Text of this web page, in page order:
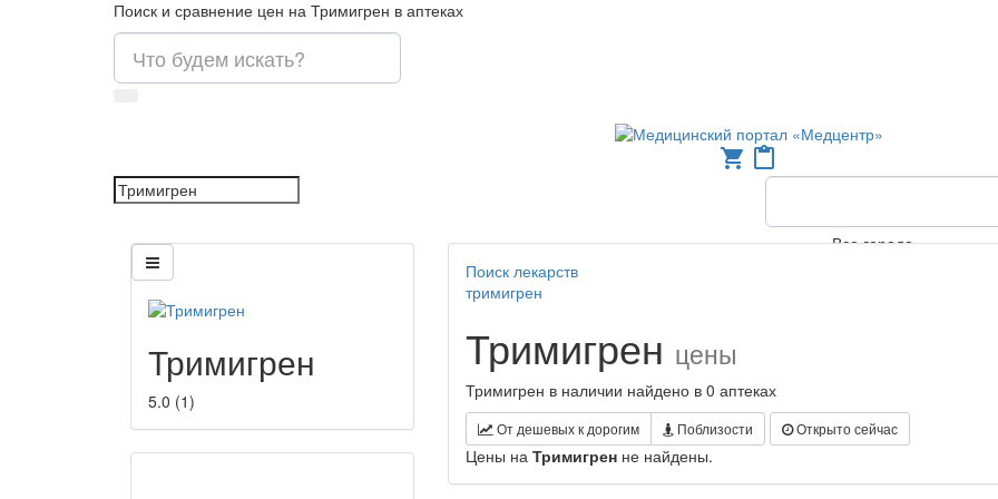
Поиск и сравнение цен на Тримигрен в аптеках
shopping_cart content_paste
Все города
Тримигрен
5.0 (1)
Поиск лекарств
тримигрен
Тримигрен цены
Тримигрен в наличии найдено в 0 аптеках
От дешевых к дорогим Поблизости Открыто сейчас
Цены на Тримигрен не найдены.